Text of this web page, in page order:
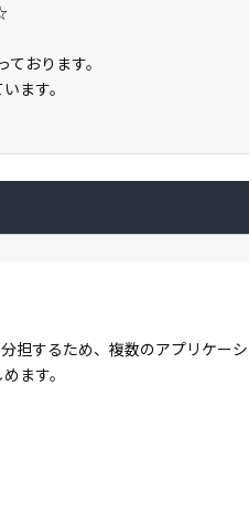
おります。
ます。
担するため、複数のアプリケー
ます。